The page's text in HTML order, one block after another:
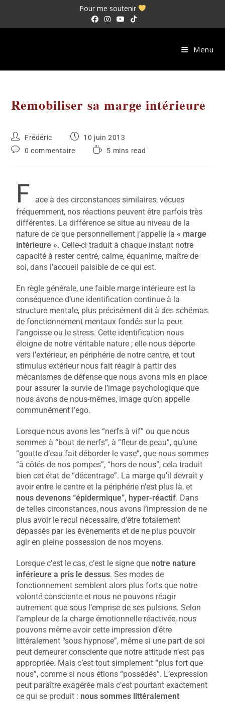
Pour me soutenir
Menu
Remobiliser sa marge intérieure
Frédéric
10 juin 2013
0 commentaire
5 mins read
F
ace à des circonstances similaires, vécues
fréquemment, nos réactions peuvent être parfois très
différentes. La différence se situe au niveau de la
nature de ce que personnellement j’appelle la « marge
intérieure ». Celle-ci traduit à chaque instant notre
capacité à rester centré, calme, équanime, maître de
soi, dans l’accueil paisible de ce qui est.
En règle générale, une faible marge intérieure est la
conséquence d’une identification continue à la
structure mentale, plus précisément dit à des schémas
de fonctionnement mentaux fondés sur la peur,
l’angoisse ou le stress. Cette identification nous
éloigne de notre véritable nature ; elle nous déporte
vers l’extérieur, en périphérie de notre centre, et tout
stimulus extérieur nous fait réagir à partir des
mécanismes de défense que nous avons mis en place
pour assurer la survie de l’image psychologique que
nous avons de nous-mêmes, image qu’on appelle
communément l’ego.
Lorsque nous avons les “nerfs à vif” ou que nous
sommes à “bout de nerfs”, à “fleur de peau”, qu’une
“goutte d’eau fait déborder le vase”, que nous sommes
“à côtés de nos pompes”, “hors de nous”, cela traduit
bien cet état de “décentrage”. La marge qu’il devrait y
avoir entre le centre et la périphérie n’est plus là, et
nous devenons “épidermique”, hyper-réactif. Dans
de telles circonstances, nous avons l’impression de ne
plus avoir le recul nécessaire, d’être totalement
dépassés par les événements et de ne plus pouvoir
agir en pleine possession de nos moyens.
Lorsque c’est le cas, c’est le signe que notre nature
inférieure a pris le dessus. Ses modes de
fonctionnement semblent alors plus forts que notre
volonté consciente et nous ne pouvons réagir
autrement que sous l’emprise de ses pulsions. Selon
l’ampleur de la charge émotionnelle réactivée, nous
pouvons même avoir cette impression d’être
littéralement “sous hypnose”, même si une part de soi
peut demeurer consciente que notre attitude n’est pas
appropriée. Mais c’est tout simplement “plus fort que
nous”, comme si nous étions “possédés”. L’expression
peut paraître exagérée mais c’est pourtant exactement
ce qui se produit : nous sommes littéralement